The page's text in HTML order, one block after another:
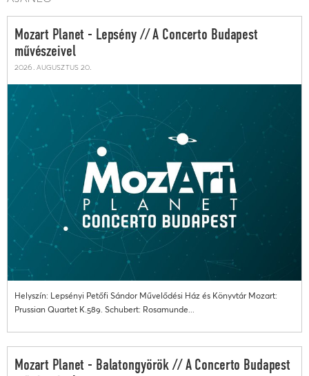
Mozart Planet - Lepsény // A Concerto Budapest
művészeivel
2026. augusztus 20.
Helyszín: Lepsényi Petőfi Sándor Művelődési Ház és Könyvtár Mozart:
Prussian Quartet K.589. Schubert: Rosamunde...
Mozart Planet - Balatongyörök // A Concerto Budapest